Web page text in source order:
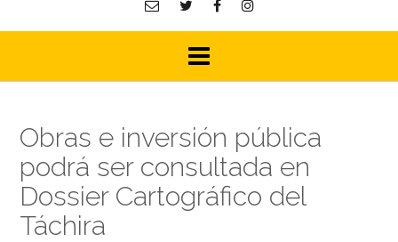
Obras e inversión pública
podrá ser consultada en
Dossier Cartográfico del
Táchira